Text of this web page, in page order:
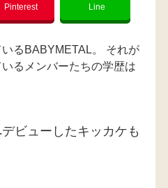
Pinterest Line
るBABYMETAL。 それが
るメンバーたちの学歴は
ビューしたキッカケも